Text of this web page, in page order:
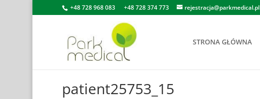
+48 728 968 083 +48 728 374 773 rejestracja@parkmedical.pl
STRONA GŁÓWNA
patient25753_15